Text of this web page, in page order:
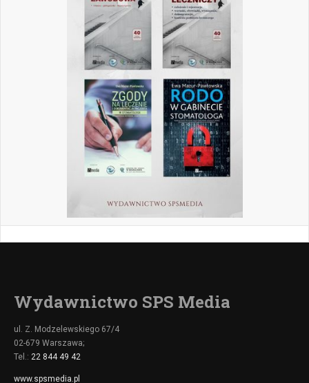
Wydawnictwo SPS Media
ul. Z. Modzelewskiego 67/4
02-679 Warszawa;
Tel.: 22 844 49 42
www.spsmedia.pl